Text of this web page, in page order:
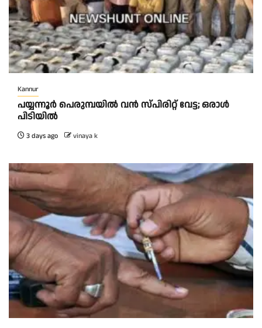
Kannur
പയ്യന്നൂർ പെരുമ്പയിൽ വൻ സ്‌പിരിറ്റ് വേട്ട; ഒരാൾ
പിടിയിൽ
3 days ago vinaya k